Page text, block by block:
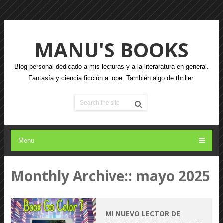
MANU'S BOOKS
Blog personal dedicado a mis lecturas y a la literaratura en general.
Fantasía y ciencia ficción a tope. También algo de thriller.
Menu
Monthly Archive:: mayo 2025
MI NUEVO LECTOR DE